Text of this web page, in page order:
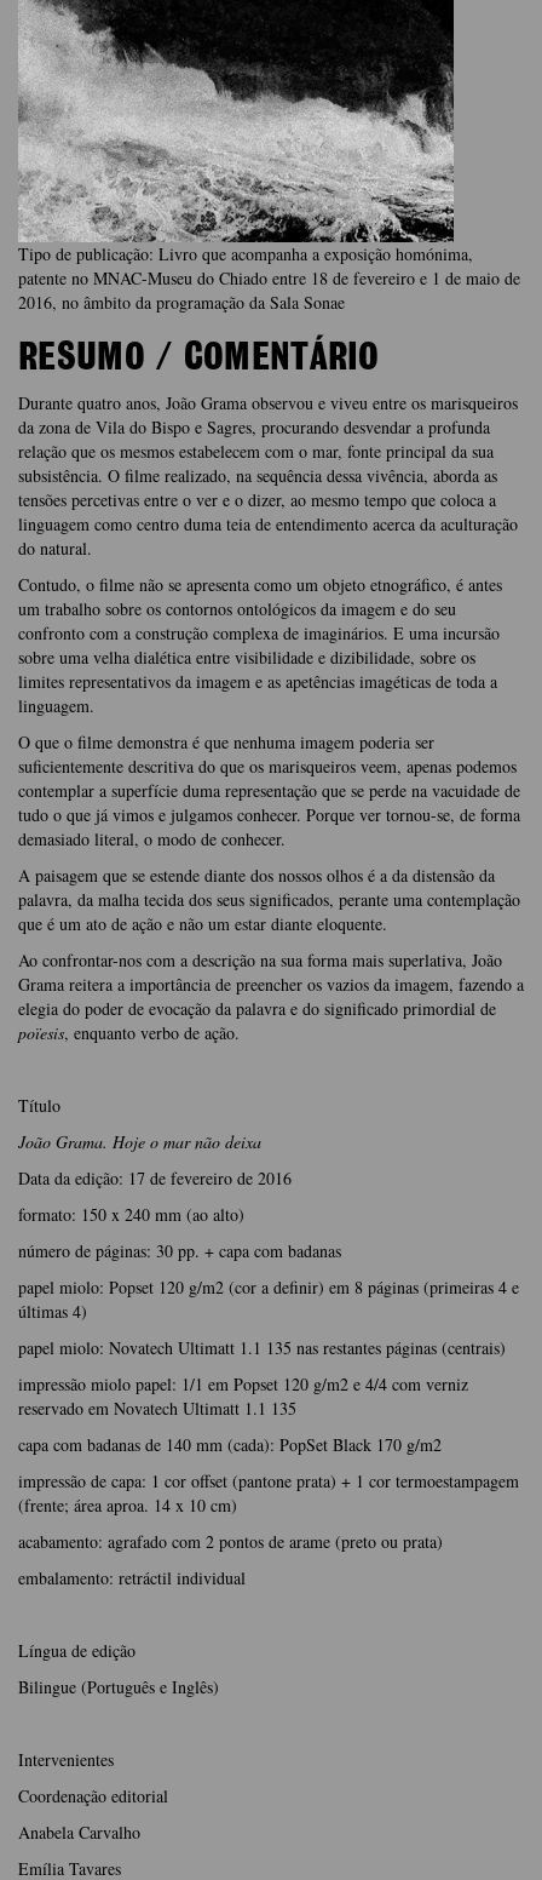
Tipo de publicação: Livro que acompanha a exposição homónima,
patente no MNAC-Museu do Chiado entre 18 de fevereiro e 1 de maio de
2016, no âmbito da programação da Sala Sonae
RESUMO / COMENTÁRIO
Durante quatro anos, João Grama observou e viveu entre os marisqueiros
da zona de Vila do Bispo e Sagres, procurando desvendar a profunda
relação que os mesmos estabelecem com o mar, fonte principal da sua
subsistência. O filme realizado, na sequência dessa vivência, aborda as
tensões percetivas entre o ver e o dizer, ao mesmo tempo que coloca a
linguagem como centro duma teia de entendimento acerca da aculturação
do natural.
Contudo, o filme não se apresenta como um objeto etnográfico, é antes
um trabalho sobre os contornos ontológicos da imagem e do seu
confronto com a construção complexa de imaginários. E uma incursão
sobre uma velha dialética entre visibilidade e dizibilidade, sobre os
limites representativos da imagem e as apetências imagéticas de toda a
linguagem.
O que o filme demonstra é que nenhuma imagem poderia ser
suficientemente descritiva do que os marisqueiros veem, apenas podemos
contemplar a superfície duma representação que se perde na vacuidade de
tudo o que já vimos e julgamos conhecer. Porque ver tornou-se, de forma
demasiado literal, o modo de conhecer.
A paisagem que se estende diante dos nossos olhos é a da distensão da
palavra, da malha tecida dos seus significados, perante uma contemplação
que é um ato de ação e não um estar diante eloquente.
Ao confrontar-nos com a descrição na sua forma mais superlativa, João
Grama reitera a importância de preencher os vazios da imagem, fazendo a
elegia do poder de evocação da palavra e do significado primordial de
poïesis, enquanto verbo de ação.
Título
João Grama. Hoje o mar não deixa
Data da edição: 17 de fevereiro de 2016
formato: 150 x 240 mm (ao alto)
número de páginas: 30 pp. + capa com badanas
papel miolo: Popset 120 g/m2 (cor a definir) em 8 páginas (primeiras 4 e
últimas 4)
papel miolo: Novatech Ultimatt 1.1 135 nas restantes páginas (centrais)
impressão miolo papel: 1/1 em Popset 120 g/m2 e 4/4 com verniz
reservado em Novatech Ultimatt 1.1 135
capa com badanas de 140 mm (cada): PopSet Black 170 g/m2
impressão de capa: 1 cor offset (pantone prata) + 1 cor termoestampagem
(frente; área aproa. 14 x 10 cm)
acabamento: agrafado com 2 pontos de arame (preto ou prata)
embalamento: retráctil individual
Língua de edição
Bilingue (Português e Inglês)
Intervenientes
Coordenação editorial
Anabela Carvalho
Emília Tavares